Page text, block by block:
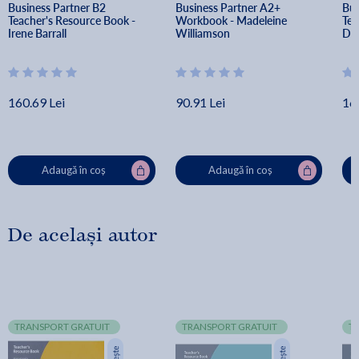
Business Partner B2
Teacher's Resource Book -
Irene Barrall
160.69 Lei
Adaugă în coș
Business Partner A2+
Workbook - Madeleine
Williamson
90.91 Lei
Adaugă în coș
De același autor
TRANSPORT GRATUIT TRANSPORT GRATUIT